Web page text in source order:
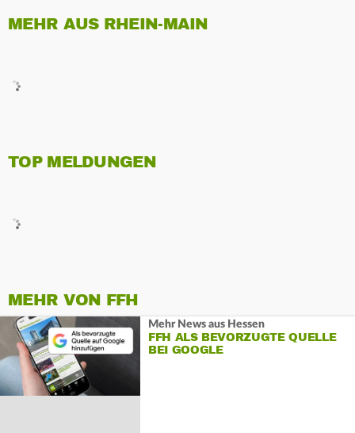
MEHR AUS RHEIN-MAIN
TOP MELDUNGEN
MEHR VON FFH
Mehr News aus Hessen
FFH ALS BEVORZUGTE QUELLE
BEI GOOGLE